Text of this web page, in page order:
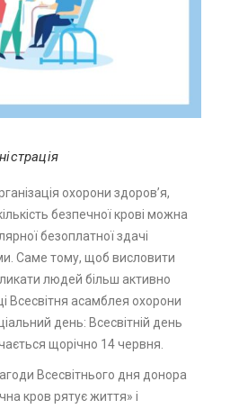
охорони здоров’я,
безпечної крові можна
безоплатної здачі
Саме тому, щоб висловити
людей більш активно
Всесвітня асамблея охорони
день: Всесвітній день
щорічно 14 червня.
Всесвітнього дня донора
кров рятує життя» і